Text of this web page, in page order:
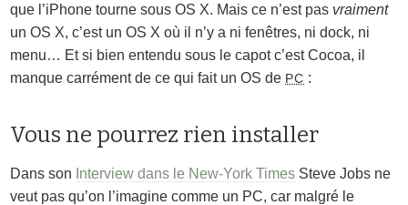
que l’iPhone tourne sous OS X. Mais ce n’est pas vraiment
un OS X, c’est un OS X où il n’y a ni fenêtres, ni dock, ni
menu… Et si bien entendu sous le capot c’est Cocoa, il
manque carrément de ce qui fait un OS de PC :
Vous ne pourrez rien installer
Dans son Interview dans le New-York Times Steve Jobs ne
veut pas qu’on l’imagine comme un PC, car malgré le